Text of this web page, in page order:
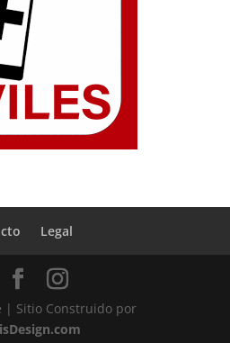
Legal
| Sitio Construido por